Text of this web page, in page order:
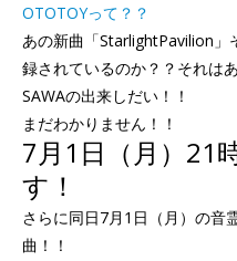
OTOTOYって？？
あの新曲「StarlightPavilion
録されているのか？？それは
SAWAの出来しだい！！
まだわかりません！！
7月1日（月）21
す！
さらに同日7月1日（月）の音
曲！！